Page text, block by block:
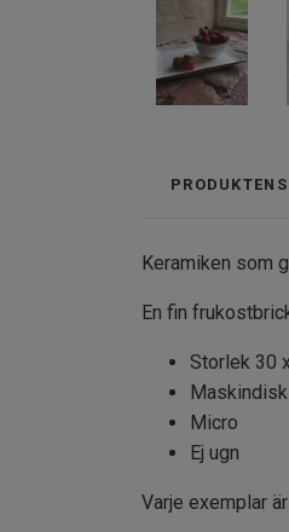
Keramiken som
En fin
Storlek 30
Maskindisk
Micro
Ej ugn
Varje exemplar